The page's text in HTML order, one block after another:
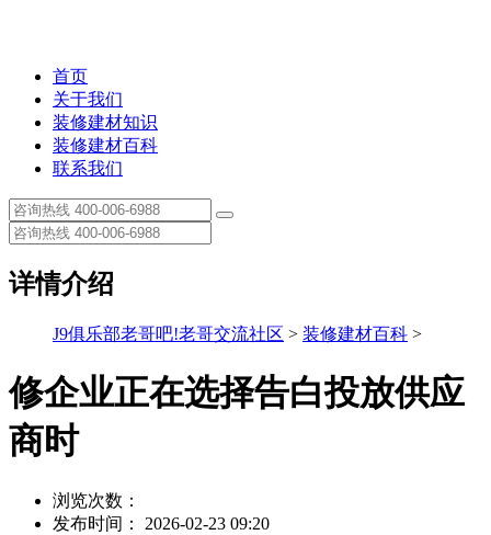
首页
关于我们
装修建材知识
装修建材百科
联系我们
详情介绍
J9俱乐部老哥吧!老哥交流社区 > 装修建材百科 >
修企业正在选择告白投放供应
商时
浏览次数：
发布时间： 2026-02-23 09:20